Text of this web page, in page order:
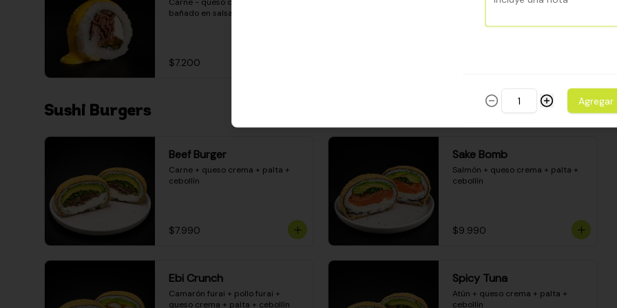
bañado en salsa huancaína
$7.200
una porción de ceviche mixto y
Sushi Burgers
Beef Burger
Carne + queso crema + palta +
cebollín
$7.990
Sake Bomb
Salmón + queso crema + palta +
cebollín
$9.990
Ebi Crunch
Camarón furai + pollo furai +
queso crema + palta + cebollín
Spicy Tuna
Atún + queso crema + palta +
cebollín
Agregar